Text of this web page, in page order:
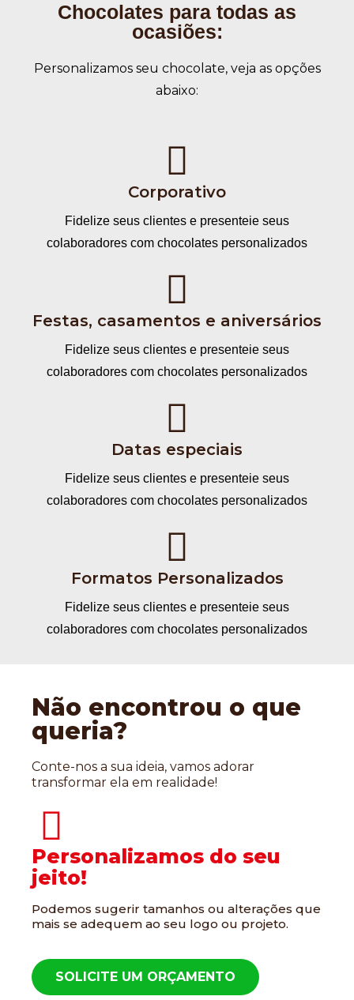
Chocolates para todas as
ocasiões:
Personalizamos seu chocolate, veja as opções
abaixo:
Corporativo
Fidelize seus clientes e presenteie seus
colaboradores com chocolates personalizados
Festas, casamentos e aniversários
Fidelize seus clientes e presenteie seus
colaboradores com chocolates personalizados
Datas especiais
Fidelize seus clientes e presenteie seus
colaboradores com chocolates personalizados
Formatos Personalizados
Fidelize seus clientes e presenteie seus
colaboradores com chocolates personalizados
Não encontrou o que
queria?
Conte-nos a sua ideia, vamos adorar
transformar ela em realidade!
Personalizamos do seu
jeito!
Podemos sugerir tamanhos ou alterações que
mais se adequem ao seu logo ou projeto.
SOLICITE UM ORÇAMENTO